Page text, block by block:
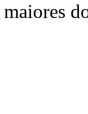
maiores